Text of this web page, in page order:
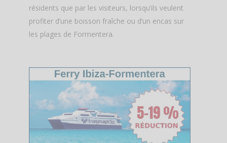
résidents que par les visiteurs, lorsqu’ils veulent
profiter d’une boisson fraîche ou d’un encas sur
les plages de Formentera.